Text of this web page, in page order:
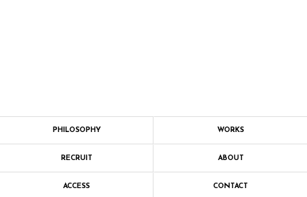
PHILOSOPHY WORKS
RECRUIT ABOUT
ACCESS CONTACT